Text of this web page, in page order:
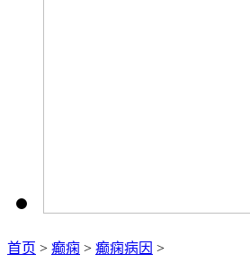
首页 > 癫痫 > 癫痫病因 >